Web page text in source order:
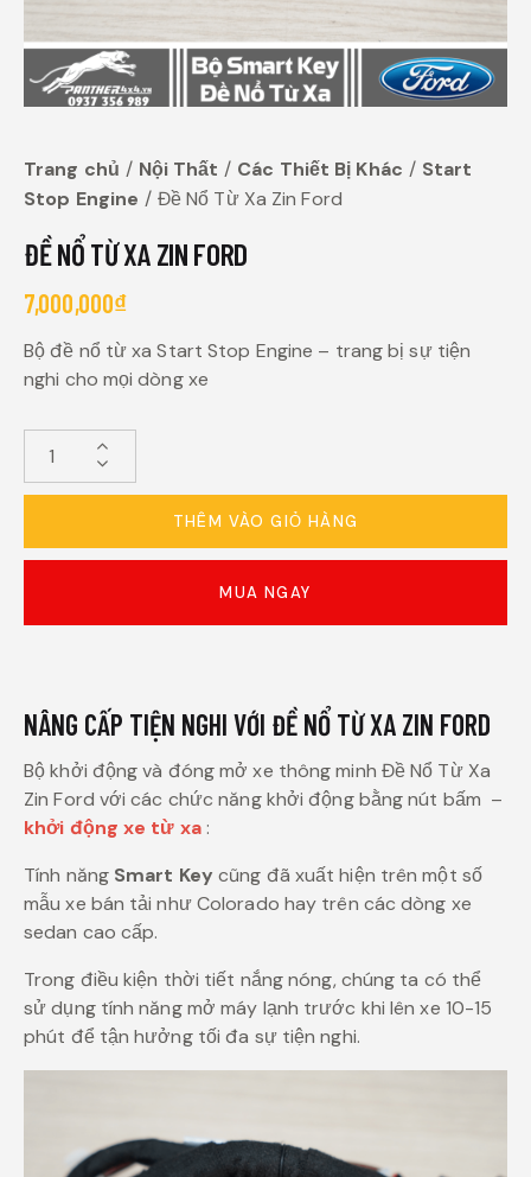
Trang chủ Nội Thất Các Thiết Bị Khác
Start
Stop Engine
Đề Nổ Từ Xa Zin Ford
ĐỀ NỔ TỪ XA ZIN FORD
7,000,000₫
Bộ đề nổ từ xa Start Stop Engine – trang bị sự tiện
nghi cho mọi dòng xe
THÊM VÀO GIỎ HÀNG
MUA NGAY
NÂNG CẤP TIỆN NGHI VỚI ĐỀ NỔ TỪ XA ZIN FORD
Bộ khởi động và đóng mở xe thông minh Đề Nổ Từ Xa
Zin Ford với các chức năng khởi động bằng nút bấm –
khởi động xe từ xa :
Tính năng Smart Key cũng đã xuất hiện trên một số
mẫu xe bán tải như Colorado hay trên các dòng xe
sedan cao cấp.
Trong điều kiện thời tiết nắng nóng, chúng ta có thể
sử dụng tính năng mở máy lạnh trước khi lên xe 10-15
phút để tận hưởng tối đa sự tiện nghi.